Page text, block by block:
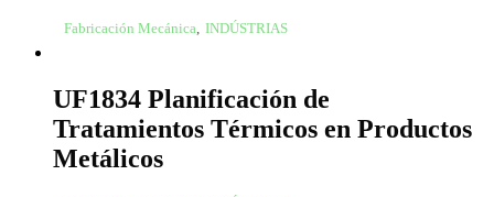
Fabricación Mecánica, INDÚSTRIAS
UF1834 Planificación de
Tratamientos Térmicos en Productos
Metálicos